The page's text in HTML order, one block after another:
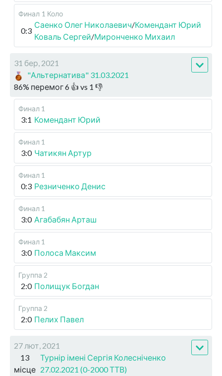
Финал 1 Коло
0:3
Саенко Олег Николаевич/Комендант Юрий
Коваль Сергей/Миронченко Михаил
31 бер, 2021
"Альтернатива" 31.03.2021
86% перемог6 👍 vs 1 👎
Финал 1
3:1 Комендант Юрий
Финал 1
3:0 Чатикян Артур
Финал 1
0:3 Резниченко Денис
Финал 1
3:0 Агабабян Арташ
Финал 1
3:0 Полоса Максим
Группа 2
2:0 Полищук Богдан
Группа 2
2:0 Пелих Павел
27 лют, 2021
13
місце
Турнір імені Сергія Колесніченко
27.02.2021 (0-2000 ТТВ)